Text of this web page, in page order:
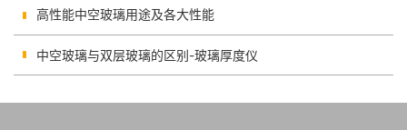
高性能中空玻璃用途及各大性能
中空玻璃与双层玻璃的区别-玻璃厚度仪